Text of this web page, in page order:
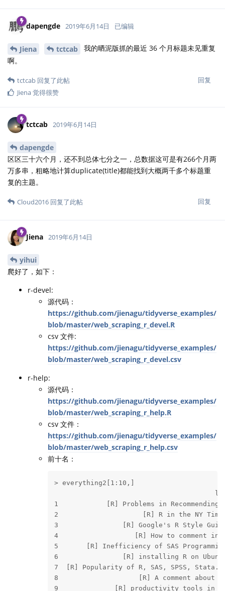
dapengde 2019年6月14日 已编辑
Jiena tctcab
我的晒泥版抓的最近 36 个月标题未见重复
啊。
回复
tctcab 回复了此帖
Jiena觉得很赞
tctcab 2019年6月14日
dapengde
区区三十六个月，还不到总体七分之一，总数据这可是有266个月两
万多串，粗略地计算duplicate(title)都能找到大概两千多个标题重
复的主题。
回复
Cloud2016 回复了此帖
Jiena 2019年6月14日
yihui
爬好了，如下：
r-devel:
源代码：
https://github.com/jienagu/tidyverse_examples/
blob/master/web_scraping_r_devel.R
csv 文件:
https://github.com/jienagu/tidyverse_examples/
blob/master/web_scraping_r_devel.csv
r-help:
源代码：
https://github.com/jienagu/tidyverse_examples/
blob/master/web_scraping_r_help.R
csv 文件：
https://github.com/jienagu/tidyverse_examples/
blob/master/web_scraping_r_help.csv
前十名：
> everything2[1:10,]
1            [R] Problems in Recommending
2                     [R] R in the NY Times
3                [R] Google's R Style Guide
4                   [R] How to comment in R
5       [R] Inefficiency of SAS
6                [R] installing R on Ubuntu
7  [R] Popularity of R, SAS, SPSS,
8                    [R] A comment about R:
9              [R] productivity tools in R?